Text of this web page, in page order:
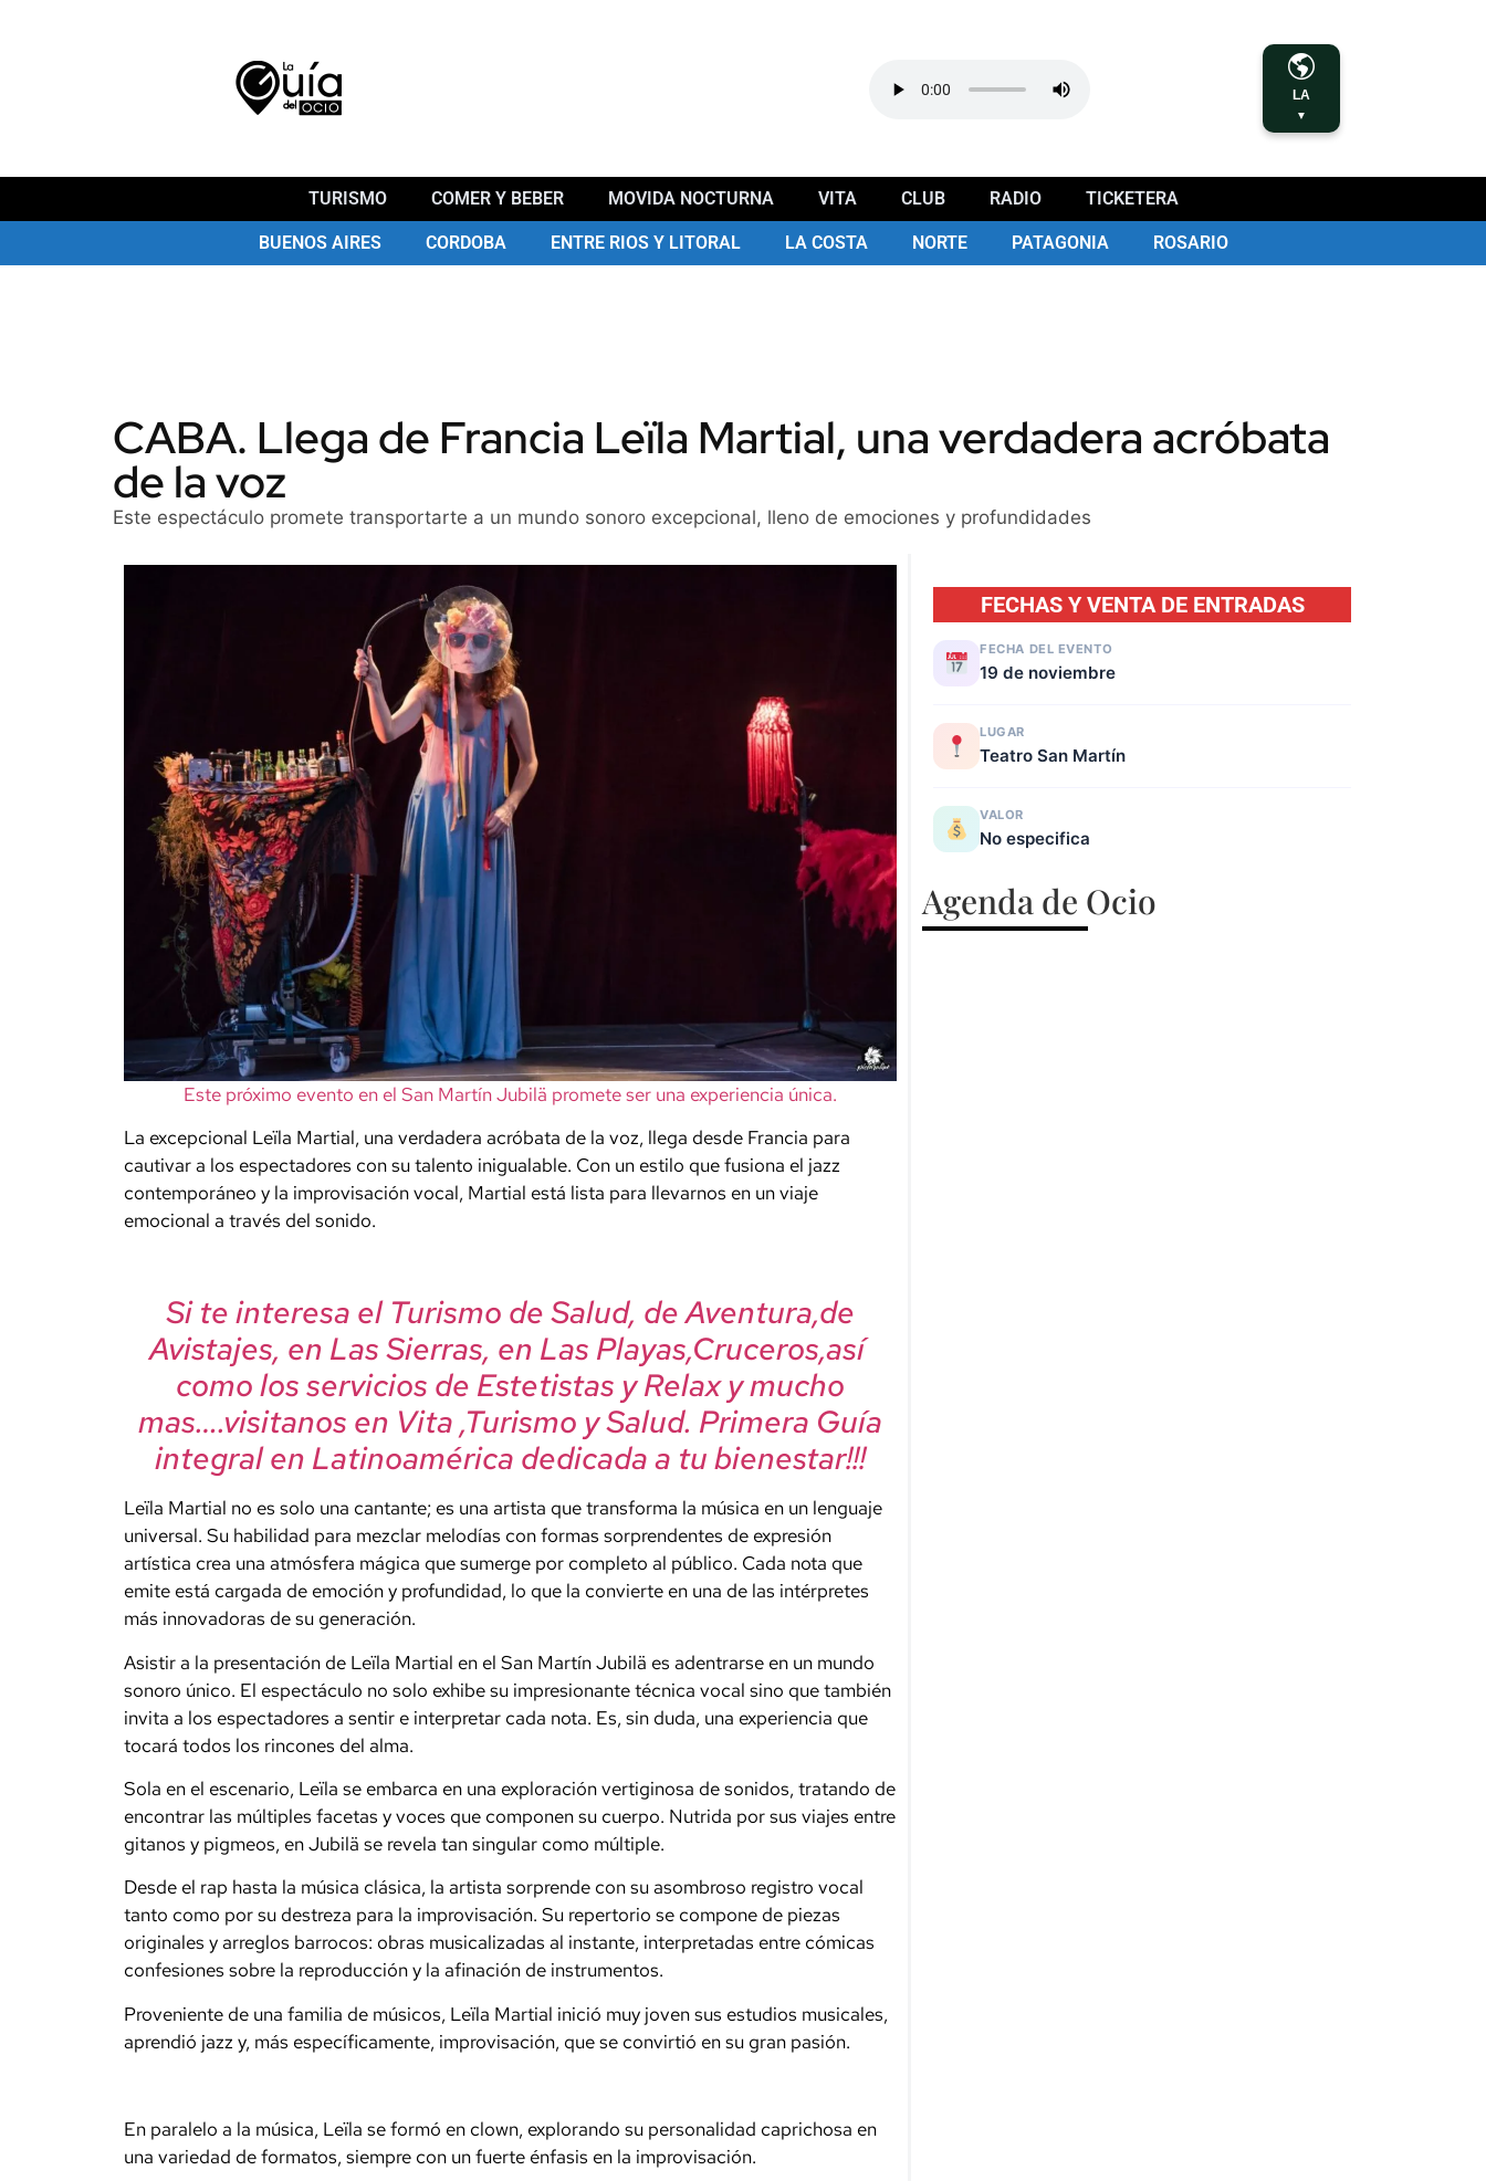
LA
▼
TURISMO COMER Y BEBER MOVIDA NOCTURNA VITA CLUB RADIO TICKETERA
BUENOS AIRES CORDOBA ENTRE RIOS Y LITORAL LA COSTA NORTE PATAGONIA ROSARIO
CABA. Llega de Francia Leïla Martial, una verdadera acróbata
de la voz
Este espectáculo promete transportarte a un mundo sonoro excepcional, lleno de emociones y profundidades
Este próximo evento en el San Martín Jubilä promete ser una experiencia única.
La excepcional Leïla Martial, una verdadera acróbata de la voz, llega desde Francia para
cautivar a los espectadores con su talento inigualable. Con un estilo que fusiona el jazz
contemporáneo y la improvisación vocal, Martial está lista para llevarnos en un viaje
emocional a través del sonido.
Si te interesa el Turismo de Salud, de Aventura,de
Avistajes, en Las Sierras, en Las Playas,Cruceros,así
como los servicios de Estetistas y Relax y mucho
mas….visitanos en Vita ,Turismo y Salud. Primera Guía
integral en Latinoamérica dedicada a tu bienestar!!!
Leïla Martial no es solo una cantante; es una artista que transforma la música en un lenguaje
universal. Su habilidad para mezclar melodías con formas sorprendentes de expresión
artística crea una atmósfera mágica que sumerge por completo al público. Cada nota que
emite está cargada de emoción y profundidad, lo que la convierte en una de las intérpretes
más innovadoras de su generación.
Asistir a la presentación de Leïla Martial en el San Martín Jubilä es adentrarse en un mundo
sonoro único. El espectáculo no solo exhibe su impresionante técnica vocal sino que también
invita a los espectadores a sentir e interpretar cada nota. Es, sin duda, una experiencia que
tocará todos los rincones del alma.
Sola en el escenario, Leïla se embarca en una exploración vertiginosa de sonidos, tratando de
encontrar las múltiples facetas y voces que componen su cuerpo. Nutrida por sus viajes entre
gitanos y pigmeos, en Jubilä se revela tan singular como múltiple.
Desde el rap hasta la música clásica, la artista sorprende con su asombroso registro vocal
tanto como por su destreza para la improvisación. Su repertorio se compone de piezas
originales y arreglos barrocos: obras musicalizadas al instante, interpretadas entre cómicas
confesiones sobre la reproducción y la afinación de instrumentos.
Proveniente de una familia de músicos, Leïla Martial inició muy joven sus estudios musicales,
aprendió jazz y, más específicamente, improvisación, que se convirtió en su gran pasión.
En paralelo a la música, Leïla se formó en clown, explorando su personalidad caprichosa en
una variedad de formatos, siempre con un fuerte énfasis en la improvisación.
FECHAS Y VENTA DE ENTRADAS
FECHA DEL EVENTO
19 de noviembre
LUGAR
Teatro San Martín
VALOR
No especifica
Agenda de Ocio